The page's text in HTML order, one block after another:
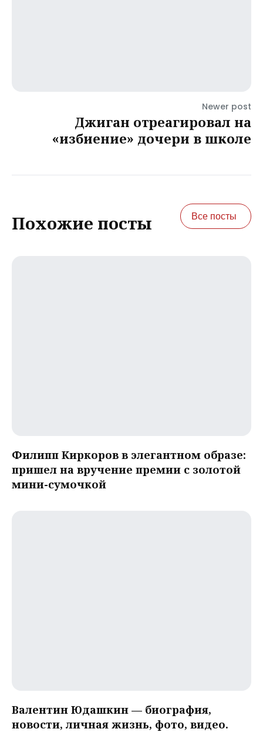
Newer post
Джиган отреагировал на
«избиение» дочери в школе
Похожие посты Все посты
Филипп Киркоров в элегантном образе:
пришел на вручение премии с золотой
мини-сумочкой
Валентин Юдашкин — биография,
новости, личная жизнь, фото, видео.